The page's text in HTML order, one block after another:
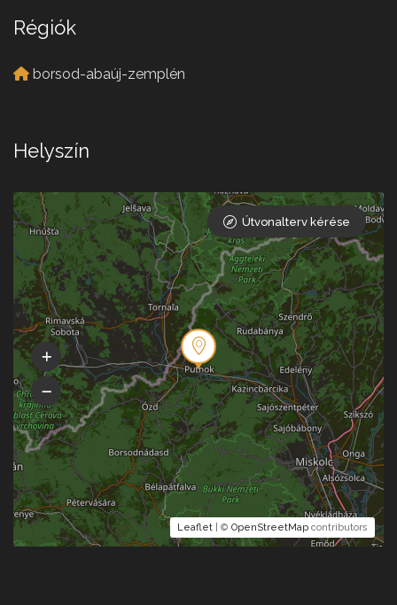
Régiók
borsod-abaúj-zemplén
Helyszín
Leaflet | © OpenStreetMap contributors
Útvonalterv kérése